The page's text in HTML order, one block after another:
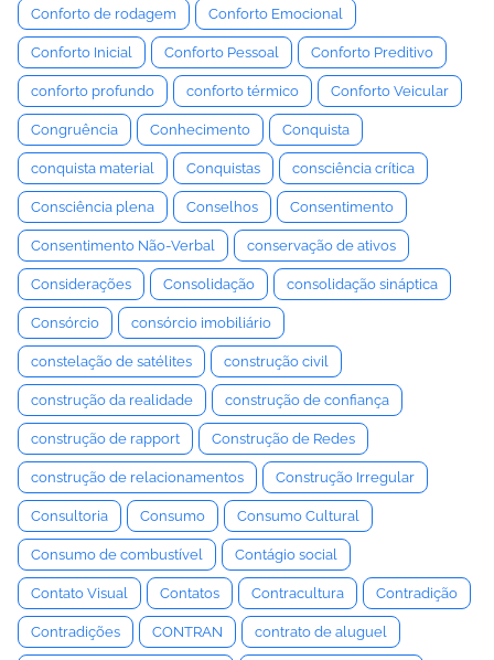
Conforto de rodagem Conforto Emocional
Conforto Inicial Conforto Pessoal Conforto Preditivo
conforto profundo conforto térmico Conforto Veicular
Congruência Conhecimento Conquista
conquista material Conquistas consciência crítica
Consciência plena Conselhos Consentimento
Consentimento Não-Verbal conservação de ativos
Considerações Consolidação consolidação sináptica
Consórcio consórcio imobiliário
constelação de satélites construção civil
construção da realidade construção de confiança
construção de rapport Construção de Redes
construção de relacionamentos Construção Irregular
Consultoria Consumo Consumo Cultural
Consumo de combustível Contágio social
Contato Visual Contatos Contracultura Contradição
Contradições CONTRAN contrato de aluguel